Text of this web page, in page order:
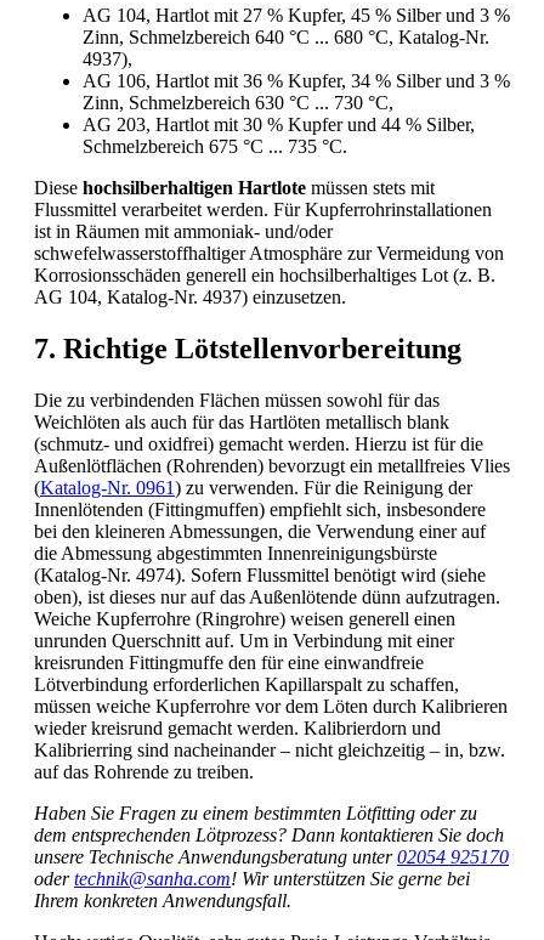
AG 104, Hartlot mit 27 % Kupfer, 45 % Silber und 3 %
Zinn, Schmelzbereich 640 °C ... 680 °C, Katalog-Nr.
4937),
AG 106, Hartlot mit 36 % Kupfer, 34 % Silber und 3 %
Zinn, Schmelzbereich 630 °C ... 730 °C,
AG 203, Hartlot mit 30 % Kupfer und 44 % Silber,
Schmelzbereich 675 °C ... 735 °C.
Diese hochsilberhaltigen Hartlote müssen stets mit
Flussmittel verarbeitet werden. Für Kupferrohrinstallationen
ist in Räumen mit ammoniak- und/oder
schwefelwasserstoffhaltiger Atmosphäre zur Vermeidung von
Korrosionsschäden generell ein hochsilberhaltiges Lot (z. B.
AG 104, Katalog-Nr. 4937) einzusetzen.
7. Richtige Lötstellenvorbereitung
Die zu verbindenden Flächen müssen sowohl für das
Weichlöten als auch für das Hartlöten metallisch blank
(schmutz- und oxidfrei) gemacht werden. Hierzu ist für die
Außenlötflächen (Rohrenden) bevorzugt ein metallfreies Vlies
(Katalog-Nr. 0961) zu verwenden. Für die Reinigung der
Innenlötenden (Fittingmuffen) empfiehlt sich, insbesondere
bei den kleineren Abmessungen, die Verwendung einer auf
die Abmessung abgestimmten Innenreinigungsbürste
(Katalog-Nr. 4974). Sofern Flussmittel benötigt wird (siehe
oben), ist dieses nur auf das Außenlötende dünn aufzutragen.
Weiche Kupferrohre (Ringrohre) weisen generell einen
unrunden Querschnitt auf. Um in Verbindung mit einer
kreisrunden Fittingmuffe den für eine einwandfreie
Lötverbindung erforderlichen Kapillarspalt zu schaffen,
müssen weiche Kupferrohre vor dem Löten durch Kalibrieren
wieder kreisrund gemacht werden. Kalibrierdorn und
Kalibrierring sind nacheinander – nicht gleichzeitig – in, bzw.
auf das Rohrende zu treiben.
Haben Sie Fragen zu einem bestimmten Lötfitting oder zu
dem entsprechenden Lötprozess? Dann kontaktieren Sie doch
unsere Technische Anwendungsberatung unter02054 925170
odertechnik@sanha.com! Wir unterstützen Sie gerne bei
Ihrem konkreten Anwendungsfall.